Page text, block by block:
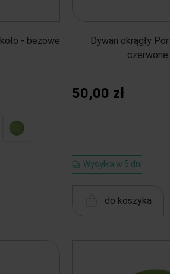
- beżowe
Dywan okrągły
czerwone
50,00 zł
Wysyłka w 5 dni
do koszyka